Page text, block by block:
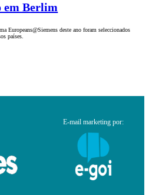
em Berlim
Europeans@Siemens deste ano foram seleccionados
países.
E-mail marketing por: